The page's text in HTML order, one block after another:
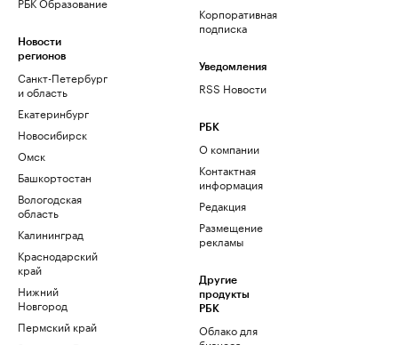
Новости
регионов
Санкт-Петербург
и область
Екатеринбург
Новосибирск
Омск
Башкортостан
Вологодская
область
Калининград
Краснодарский
край
Нижний
Новгород
Пермский край
Корпоративная
подписка
Уведомления
RSS Новости
РБК
О компании
Контактная
информация
Редакция
Размещение
рекламы
Другие
продукты
РБК
Облако для